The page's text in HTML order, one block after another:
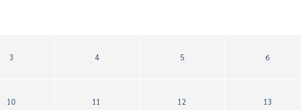
3 4 5 6
10 11 12 13